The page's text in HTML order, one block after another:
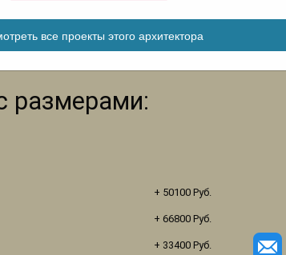
все проекты этого архитектора
размерами:
+ 50100 Руб.
+ 66800 Руб.
+ 33400 Руб.